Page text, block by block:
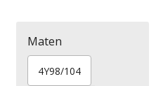
Maten
4Y98/104